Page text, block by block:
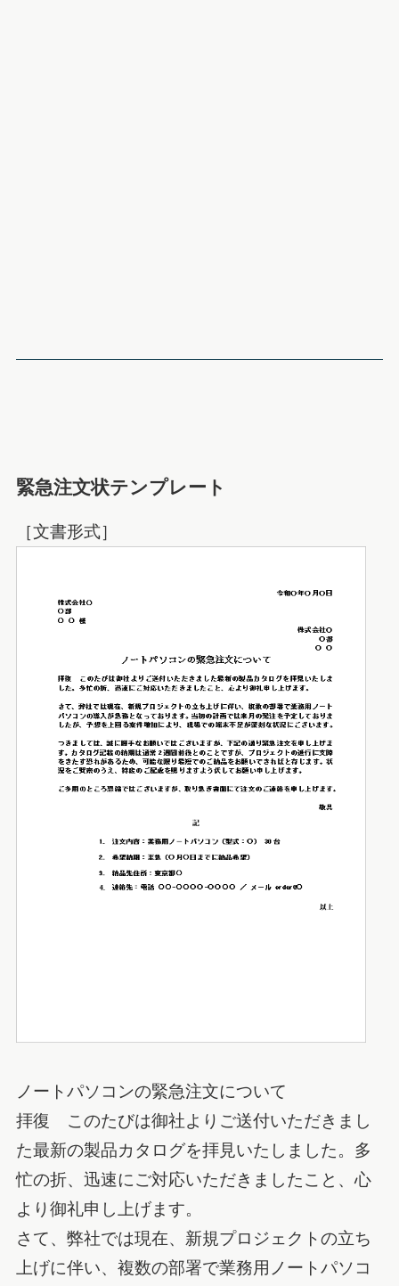
緊急注文状テンプレート
［文書形式］
ノートパソコンの緊急注文について
拝復 このたびは御社よりご送付いただきまし
た最新の製品カタログを拝見いたしました。多
忙の折、迅速にご対応いただきましたこと、心
より御礼申し上げます。
さて、弊社では現在、新規プロジェクトの立ち
上げに伴い、複数の部署で業務用ノートパソコ